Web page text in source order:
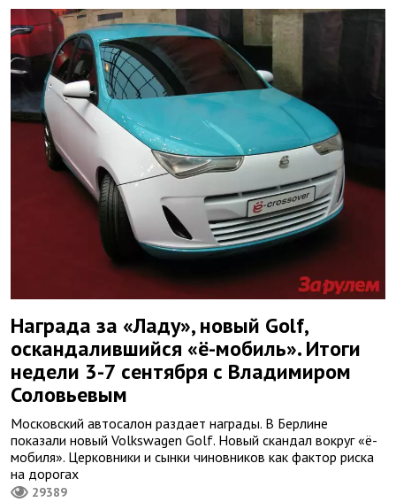
Награда за «Ладу», новый Golf,
оскандалившийся «ё-мобиль». Итоги
недели 3-7 сентября с Владимиром
Соловьевым
Московский автосалон раздает награды. В Берлине
показали новый Volkswagen Golf. Новый скандал вокруг «ё-
мобиля». Церковники и сынки чиновников как фактор риска
на дорогах
29389